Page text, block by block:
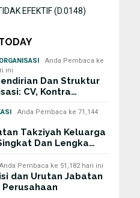
EFEKTIF (D.0148)
Anda Pembaca ke
ini
Dan Struktur
CV, Kontra…
Anda Pembaca ke 71,144
Takziyah Keluarga
Dan Lengka…
Anda Pembaca ke 51,182 hari ini
dan Urutan Jabatan
Perusahaan